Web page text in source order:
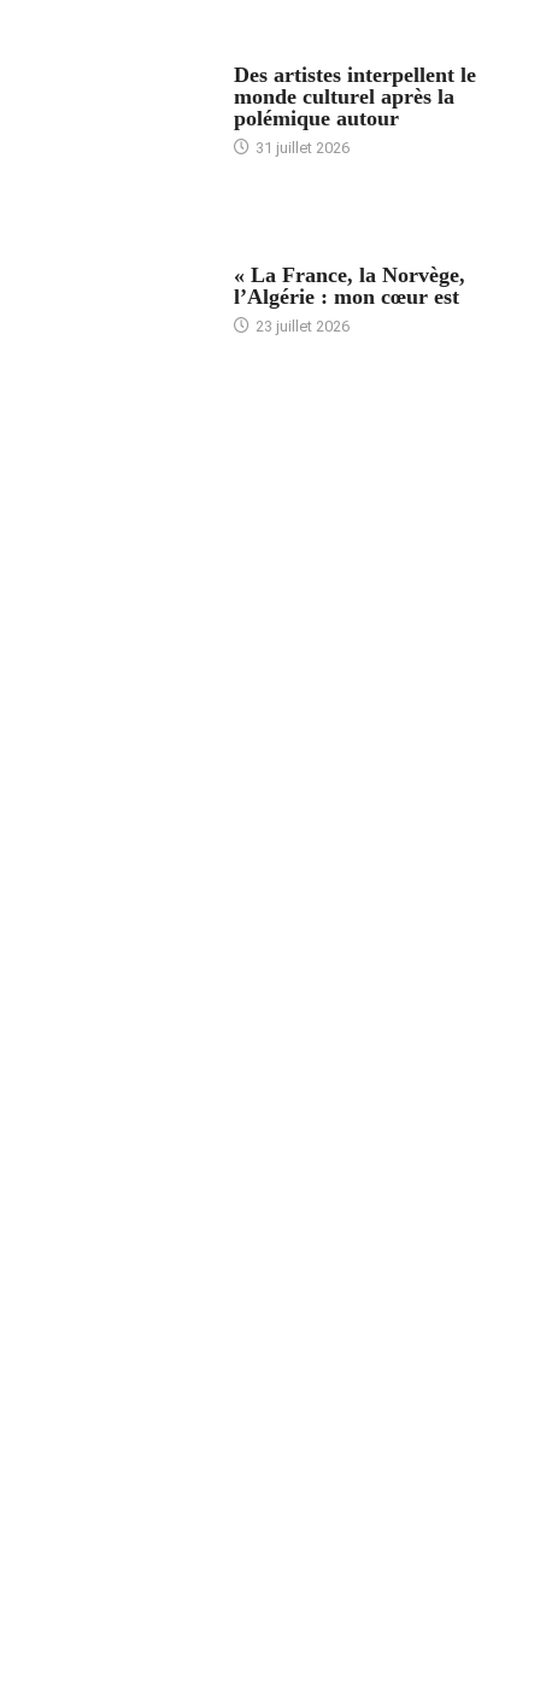
Des artistes interpellent le
monde culturel après la
polémique autour
31 juillet 2026
« La France, la Norvège,
l’Algérie : mon cœur est
23 juillet 2026